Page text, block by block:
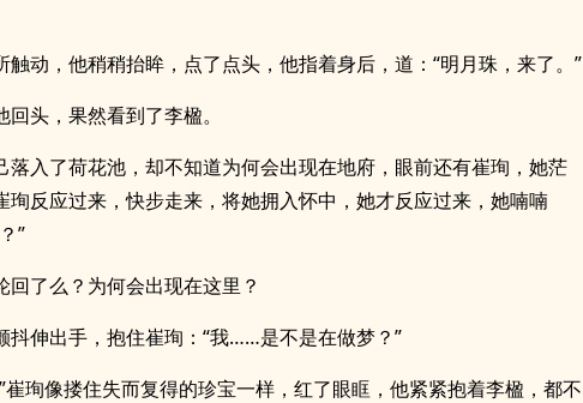
触动，他稍稍抬眸，点了点头，他指着身后，道：“明月珠，来了。”
头，果然看到了李楹。
落入了荷花池，却不知道为何会出现在地府，眼前还有崔珣，她茫
珣反应过来，快步走来，将她拥入怀中，她才反应过来，她喃喃
”
回了么？为何会出现在这里？
抖伸出手，抱住崔珣：“我……是不是在做梦？”
崔珣像搂住失而复得的珍宝一样，红了眼眶，他紧紧抱着李楹，都不